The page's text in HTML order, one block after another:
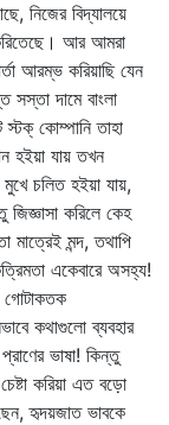
নিজের বিদ্যালয়ে
করিতেছে। আর আমরা
আরম্ভ করিয়াছি যেন
সস্তা দামে বাংলা
স্টক্‌ কোম্পানি তাহা
হইয়া যায় তখন
চলিত হইয়া যায়,
করিলে কেহ
মাত্রেই মন্দ, তথাপি
একেবারে অসহ্য!
গোটাকতক
কথাগুলো ব্যবহার
ভাষা! কিন্তু
করিয়া এত বড়ো
হৃদয়জাত ভাবকে